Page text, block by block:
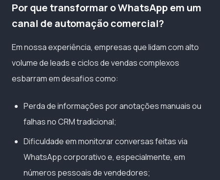
Por que transformar o WhatsApp em um
canal de automação comercial?
Em nossa experiência, empresas que lidam com alto
volume de leads e ciclos de vendas complexos
esbarram em desafios como:
Perda de informações por anotações manuais ou
falhas no CRM tradicional;
Dificuldade em monitorar conversas feitas via
WhatsApp corporativo e, especialmente, em
números pessoais de vendedores;